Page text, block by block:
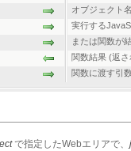
オブジェクト
実行する
または関数が
関数結果 (返
関数に渡す引数
で指定したWebエリアで、